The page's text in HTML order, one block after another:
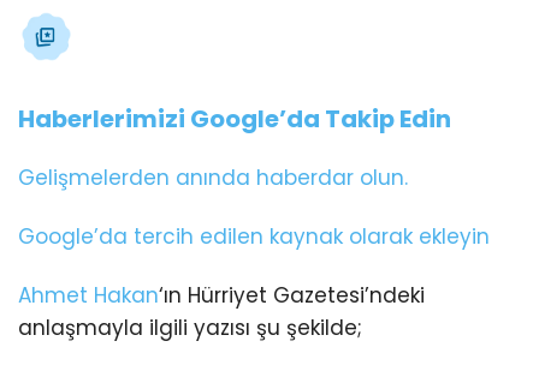
Haberlerimizi Google’da Takip Edin
Gelişmelerden anında haberdar olun.
Google’da tercih edilen kaynak olarak ekleyin
Ahmet Hakan‘ın Hürriyet Gazetesi’ndeki
anlaşmayla ilgili yazısı şu şekilde;